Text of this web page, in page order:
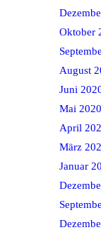
Oktober
August
Juni
Mai 2020
April
März
Januar